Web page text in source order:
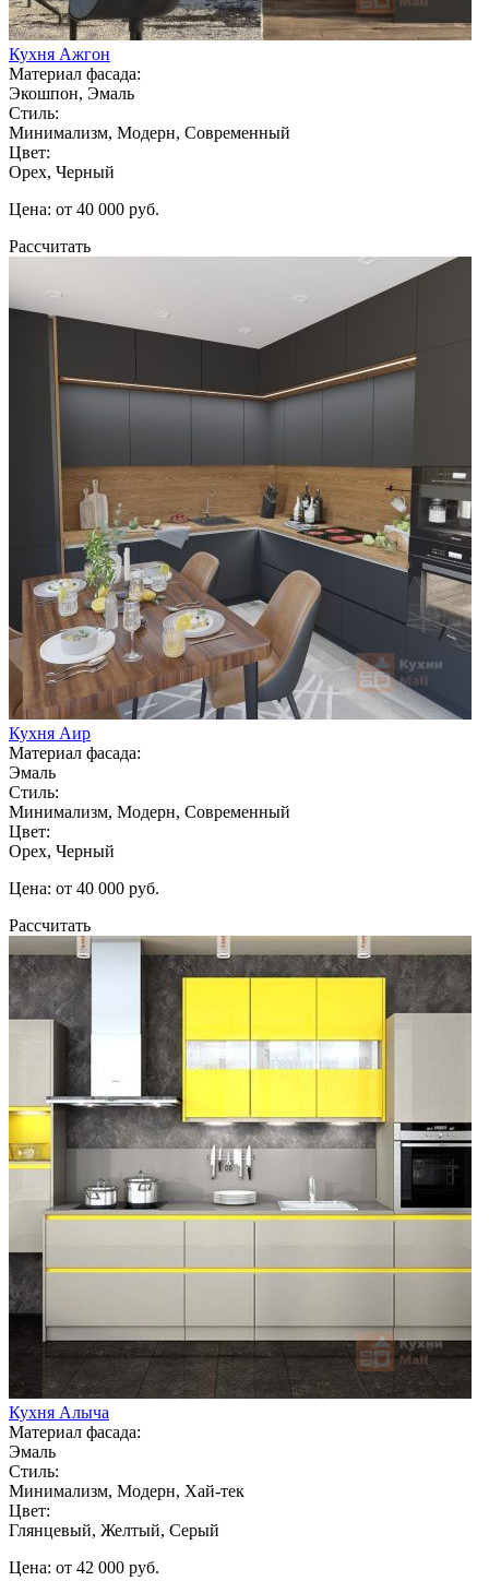
Кухня Ажгон
Материал фасада:
Экошпон, Эмаль
Стиль:
Минимализм, Модерн, Современный
Цвет:
Орех, Черный
Цена: от 40 000 руб.
Рассчитать
Кухня Аир
Материал фасада:
Эмаль
Стиль:
Минимализм, Модерн, Современный
Цвет:
Орех, Черный
Цена: от 40 000 руб.
Рассчитать
Кухня Алыча
Материал фасада:
Эмаль
Стиль:
Минимализм, Модерн, Хай-тек
Цвет:
Глянцевый, Желтый, Серый
Цена: от 42 000 руб.